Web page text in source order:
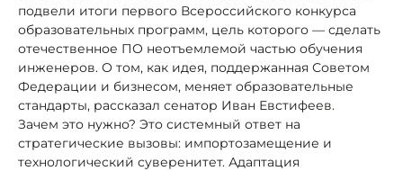
подвели итоги первого Всероссийского конкурса
образовательных программ, цель которого — сделать
отечественное ПО неотъемлемой частью обучения
инженеров. О том, как идея, поддержанная Советом
Федерации и бизнесом, меняет образовательные
стандарты, рассказал сенатор Иван Евстифеев.
Зачем это нужно? Это системный ответ на
стратегические вызовы: импортозамещение и
технологический суверенитет. Адаптация